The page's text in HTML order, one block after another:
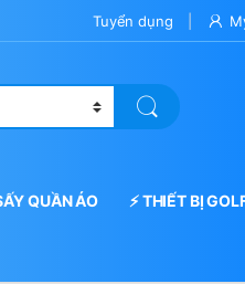
Tuyển dụng
QUẦN ÁO ⚡ THIẾT BỊ